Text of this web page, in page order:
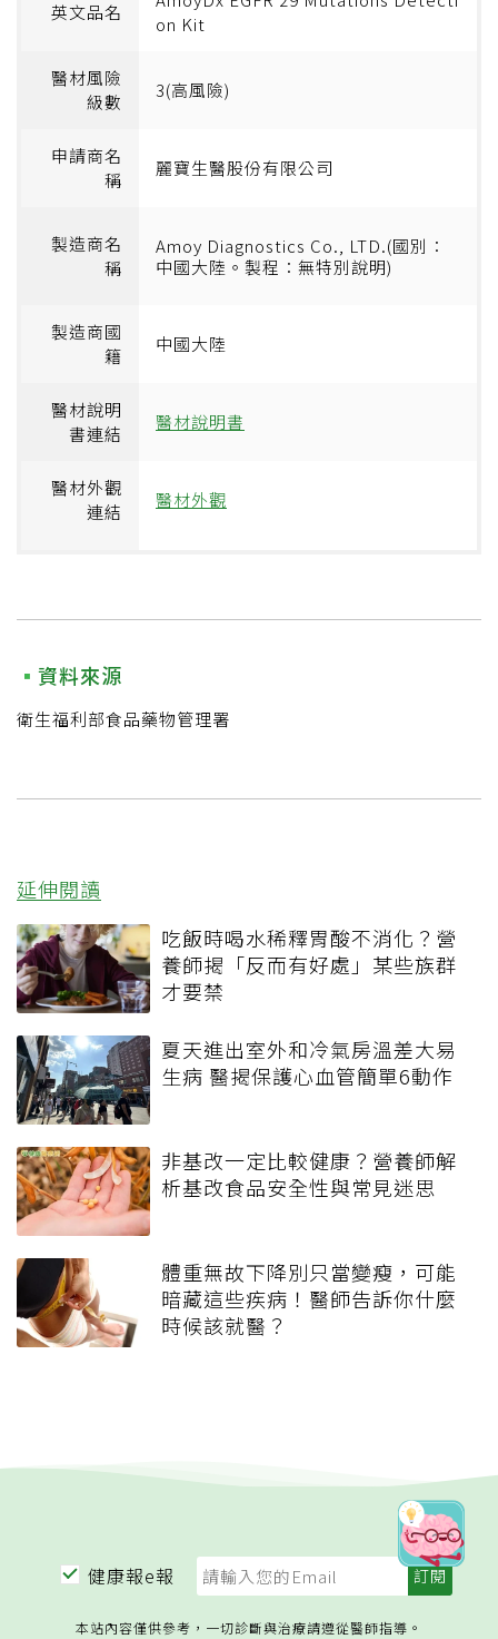
英文品名
on Kit
醫材風險
級數
3(高風險)
申請商名
稱
麗寶生醫股份有限公司
製造商名
稱
Amoy Diagnostics Co., LTD.(國別：
中國大陸。製程：無特別說明)
製造商國
籍
中國大陸
醫材說明
書連結
醫材說明書
醫材外觀
連結
醫材外觀
資料來源
衛生福利部食品藥物管理署
延伸閱讀
吃飯時喝水稀釋胃酸不消化？營
養師揭「反而有好處」某些族群
才要禁
夏天進出室外和冷氣房溫差大易
生病 醫揭保護心血管簡單6動作
非基改一定比較健康？營養師解
析基改食品安全性與常見迷思
體重無故下降別只當變瘦，可能
暗藏這些疾病！醫師告訴你什麼
時候該就醫？
健康報e報
本站內容僅供參考，一切診斷與治療請遵從醫師指導。